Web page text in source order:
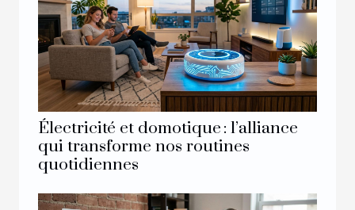
Électricité et domotique : l’alliance
qui transforme nos routines
quotidiennes